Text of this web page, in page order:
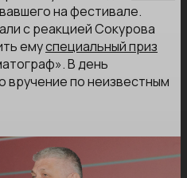
на фестивале.
с реакцией Сокурова
емуспециальный приз
В день
вручение по неизвестным